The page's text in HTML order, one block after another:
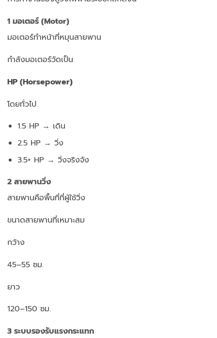
1 มอเตอร์ (Motor)
มอเตอร์ทำหน้าที่หมุนสายพาน
กำลังมอเตอร์วัดเป็น
HP (Horsepower)
โดยทั่วไป
1.5 HP → เดิน
2.5 HP → วิ่ง
3.5+ HP → วิ่งจริงจัง
2 สายพานวิ่ง
สายพานคือพื้นที่ที่ผู้ใช้วิ่ง
ขนาดสายพานที่เหมาะสม
กว้าง
45–55 ซม.
ยาว
120–150 ซม.
3 ระบบรองรับแรงกระแทก